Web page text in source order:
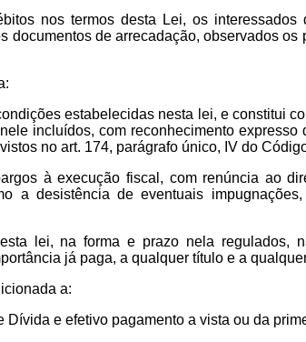
nos termos desta Lei, os interessados
documentos de arrecadação, observados os
estabelecidas nesta lei, e constitui
incluídos, com reconhecimento expresso
no art. 174, parágrafo único, IV do
à execução fiscal, com renúncia ao
a desistência de eventuais
lei, na forma e prazo nela regulados,
já paga, a qualquer título e a
a:
e efetivo pagamento a vista ou da